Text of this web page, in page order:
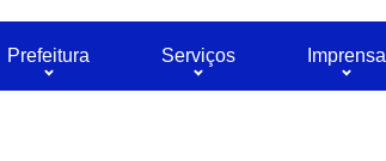
Prefeitura Serviços Imprensa